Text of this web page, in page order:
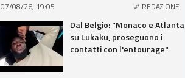
07/08/26, 19:05 REDAZIONE
Dal Belgio: "Monaco e Atlanta
su Lukaku, proseguono i
contatti con l'entourage"